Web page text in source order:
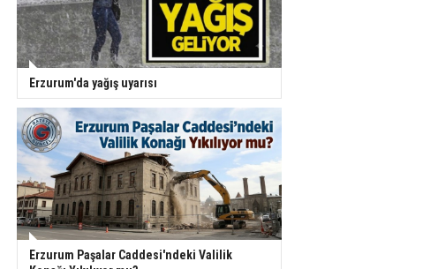
Erzurum'da yağış uyarısı
Erzurum Paşalar Caddesi'ndeki Valilik